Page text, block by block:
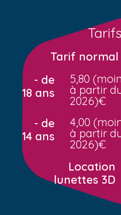
Tarifs
Tarif normal
- de
18 ans
5,80
à partir
2026)€
- de
14 ans
4,00
à partir
2026)€
Location
lunettes 3D